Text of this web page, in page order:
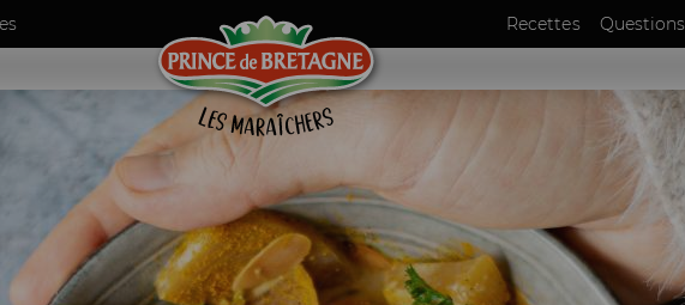
maraîchers
Recettes Questions